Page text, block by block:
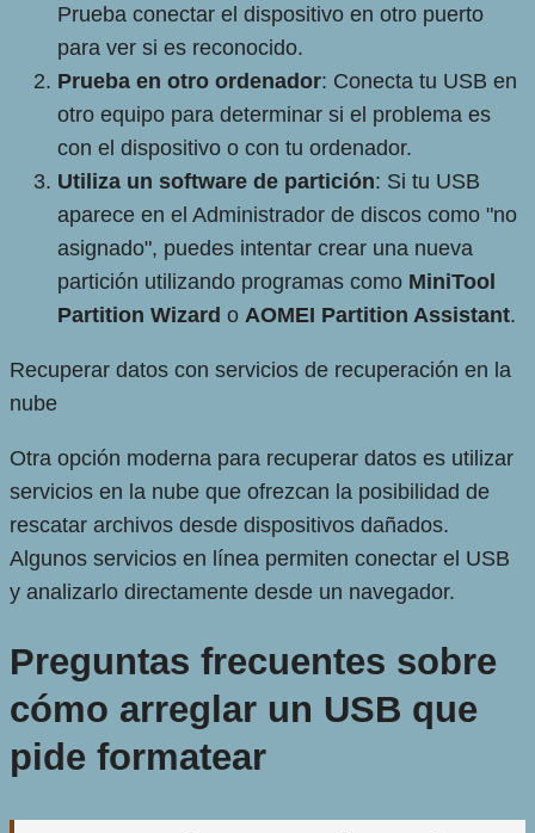
Prueba conectar el dispositivo en otro puerto
para ver si es reconocido.
Prueba en otro ordenador: Conecta tu USB en
otro equipo para determinar si el problema es
con el dispositivo o con tu ordenador.
Utiliza un software de partición: Si tu USB
aparece en el Administrador de discos como "no
asignado", puedes intentar crear una nueva
partición utilizando programas como MiniTool
Partition Wizard o AOMEI Partition Assistant.
Recuperar datos con servicios de recuperación en la
nube
Otra opción moderna para recuperar datos es utilizar
servicios en la nube que ofrezcan la posibilidad de
rescatar archivos desde dispositivos dañados.
Algunos servicios en línea permiten conectar el USB
y analizarlo directamente desde un navegador.
Preguntas frecuentes sobre
cómo arreglar un USB que
pide formatear